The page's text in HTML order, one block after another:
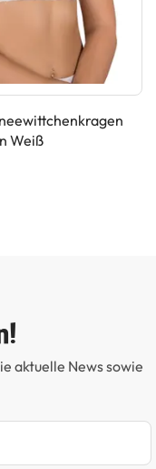
Weiß
aktuelle News sowie